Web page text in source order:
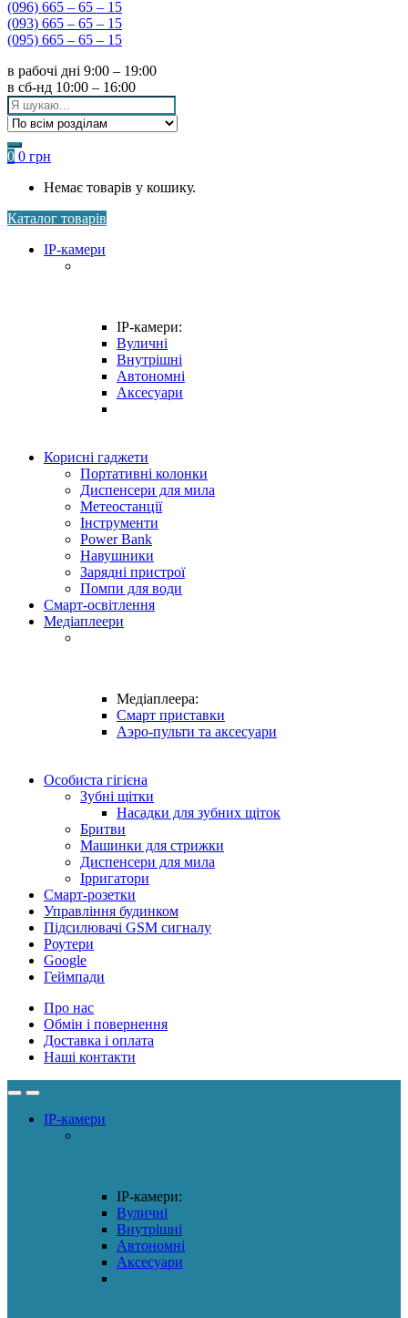
(096) 665 – 65 – 15
(093) 665 – 65 – 15
(095) 665 – 65 – 15
в рабочі дні 9:00 – 19:00
в сб-нд 10:00 – 16:00
Search
for:
0 0 грн
Немає товарів у кошику.
Каталог товарів
IP-камери
IP-камери:
Вуличні
Внутрішні
Автономні
Аксесуари
Корисні гаджети
Портативні колонки
Диспенсери для мила
Метеостанції
Інструменти
Power Bank
Навушники
Зарядні пристрої
Помпи для води
Смарт-освітлення
Медіаплеери
Медіаплеера:
Смарт приставки
Аэро-пульти та аксесуари
Особиста гігієна
Зубні щітки
Насадки для зубних щіток
Бритви
Машинки для стрижки
Диспенсери для мила
Ірригатори
Смарт-розетки
Управління будинком
Підсилювачі GSM сигналу
Роутери
Google
Геймпади
Про нас
Обмін і повернення
Доставка і оплата
Наші контакти
IP-камери
IP-камери:
Вуличні
Внутрішні
Автономні
Аксесуари